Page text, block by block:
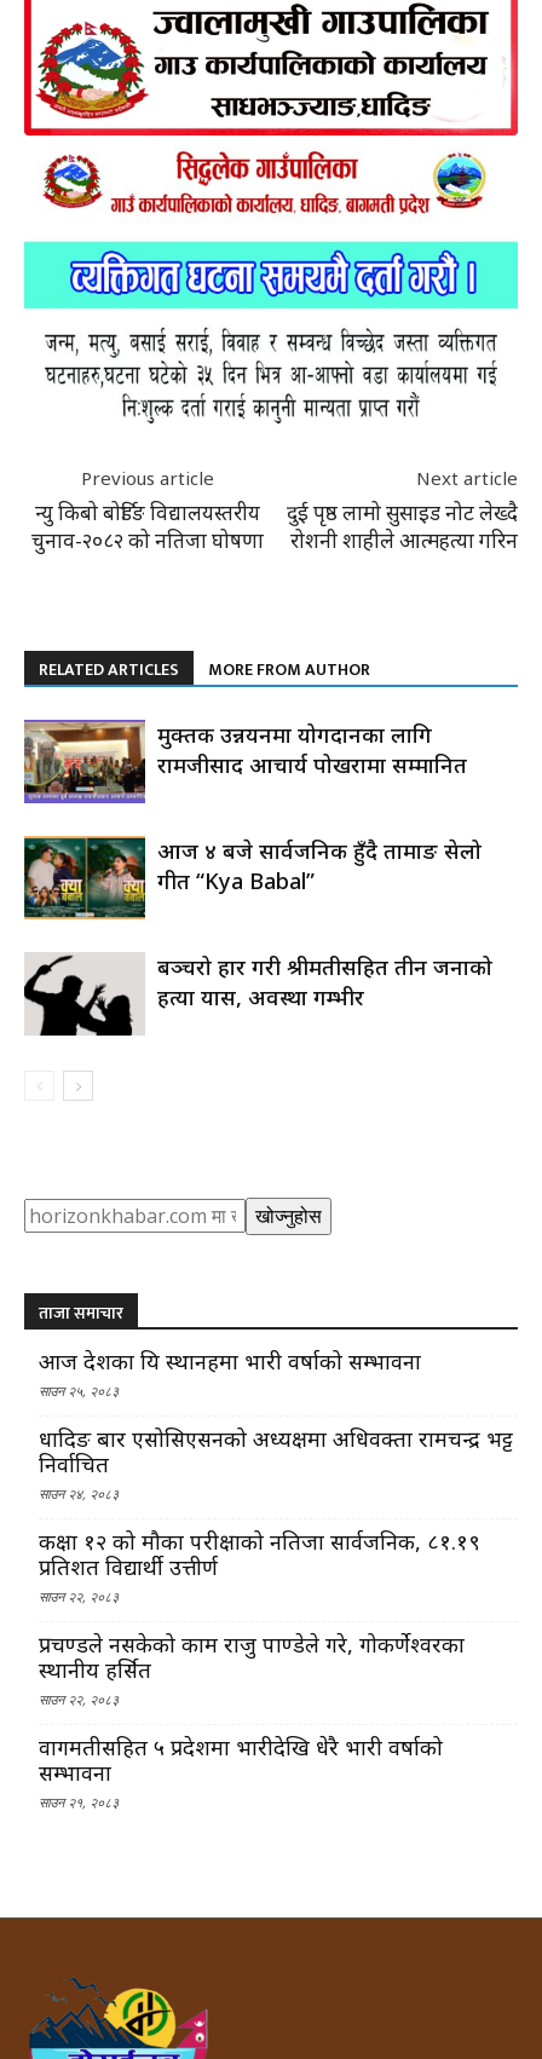
Previous article
न्यु किबो बोर्डिङ विद्यालयस्तरीय
चुनाव-२०८२ को नतिजा घोषणा
Next article
दुई पृष्ठ लामो सुसाइड नोट लेख्दै
रोशनी शाहीले आत्महत्या गरिन
RELATED ARTICLES MORE FROM AUTHOR
मुक्तक उन्नयनमा योगदानका लागि
रामजीप्रसाद आचार्य पोखरामा सम्मानित
आज ४ बजे सार्वजनिक हुँदै तामाङ सेलो
गीत “Kya Babal”
बञ्चरो प्रहार गरी श्रीमतीसहित तीन जनाको
हत्या प्रयास, अवस्था गम्भीर
Search खोज्नुहोस
ताजा समाचार
आज देशका यि स्थानहरुमा भारी वर्षाको सम्भावना
साउन २५, २०८३
धादिङ बार एसोसिएसनको अध्यक्षमा अधिवक्ता रामचन्द्र भट्ट
निर्वाचित
साउन २४, २०८३
कक्षा १२ को मौका परीक्षाको नतिजा सार्वजनिक, ८१.१९
प्रतिशत विद्यार्थी उत्तीर्ण
साउन २२, २०८३
प्रचण्डले नसकेको काम राजु पाण्डेले गरे, गोकर्णेश्वरका
स्थानीय हर्सित
साउन २२, २०८३
वागमतीसहित ५ प्रदेशमा भारीदेखि धेरै भारी वर्षाको
सम्भावना
साउन २१, २०८३